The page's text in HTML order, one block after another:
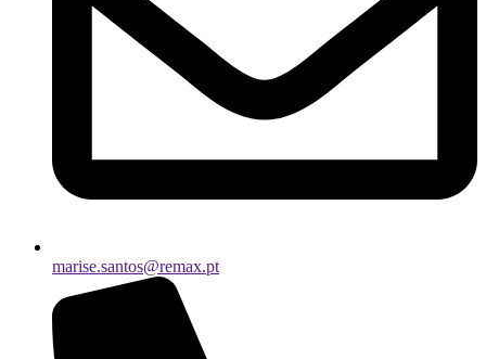
marise.santos@remax.pt